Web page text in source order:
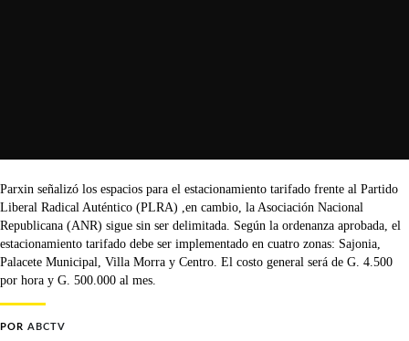
Parxin señalizó los espacios para el estacionamiento tarifado frente al Partido
Liberal Radical Auténtico (PLRA) ,en cambio, la Asociación Nacional
Republicana (ANR) sigue sin ser delimitada. Según la ordenanza aprobada, el
estacionamiento tarifado debe ser implementado en cuatro zonas: Sajonia,
Palacete Municipal, Villa Morra y Centro. El costo general será de G. 4.500
por hora y G. 500.000 al mes.
POR ABCTV